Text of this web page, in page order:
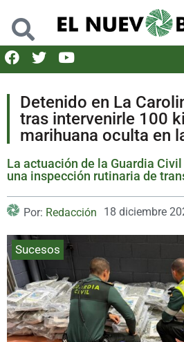
Detenido en La
tras intervenirle 100
marihuana oculta en
La actuación de la Guardia
una inspección rutinaria de
Por: Redacción 18 diciembre
Sucesos